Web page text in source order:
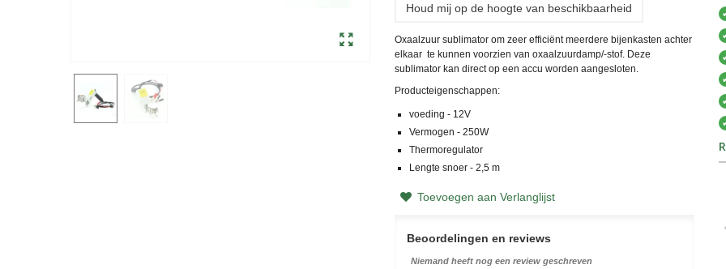
Houd mij op de hoogte van beschikbaarheid
Oxaalzuur sublimator om zeer efficiënt meerdere bijenkasten achter
elkaar te kunnen voorzien van oxaalzuurdamp/-stof. Deze
sublimator kan direct op een accu worden aangesloten.
Producteigenschappen:
voeding - 12V
Vermogen - 250W
Thermoregulator
Lengte snoer - 2,5 m
Toevoegen aan Verlanglijst
Beoordelingen en reviews
Niemand heeft nog een review geschreven